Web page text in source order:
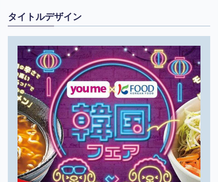
タイトルデザイン